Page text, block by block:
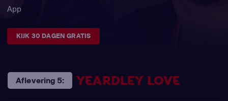
App
KIJK 30 DAGEN GRATIS
Aflevering 5: YEARDLEY LOVE